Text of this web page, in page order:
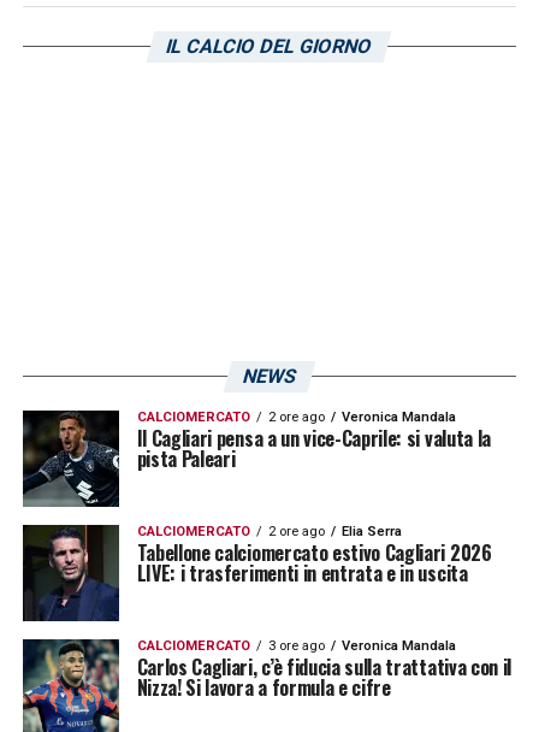
personale in una singola stagione di
IL CALCIO DEL GIORNO
NEWS
CALCIOMERCATO 2 ore ago Veronica Mandala
Il Cagliari pensa a un vice-Caprile: si valuta la
pista Paleari
CALCIOMERCATO 2 ore ago Elia Serra
Tabellone calciomercato estivo Cagliari 2026
LIVE: i trasferimenti in entrata e in uscita
CALCIOMERCATO 3 ore ago Veronica Mandala
Carlos Cagliari, c’è fiducia sulla trattativa con il
Nizza! Si lavora a formula e cifre